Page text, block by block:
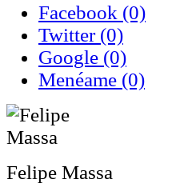
Facebook (0)
Twitter (0)
Google (0)
Menéame (0)
Felipe Massa